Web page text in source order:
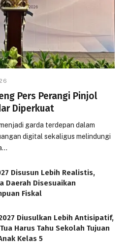
Pers Perangi Pinjol
Diperkuat
garda terdepan dalam
digital sekaligus melindungi
Disusun Lebih Realistis,
Daerah Disesuaikan
Fiskal
Diusulkan Lebih Antisipatif,
Harus Tahu Sekolah Tujuan
Kelas 5